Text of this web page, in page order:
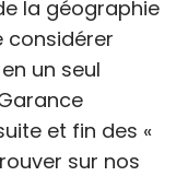
la géographie
considérer
un seul
et fin des «
sur nos